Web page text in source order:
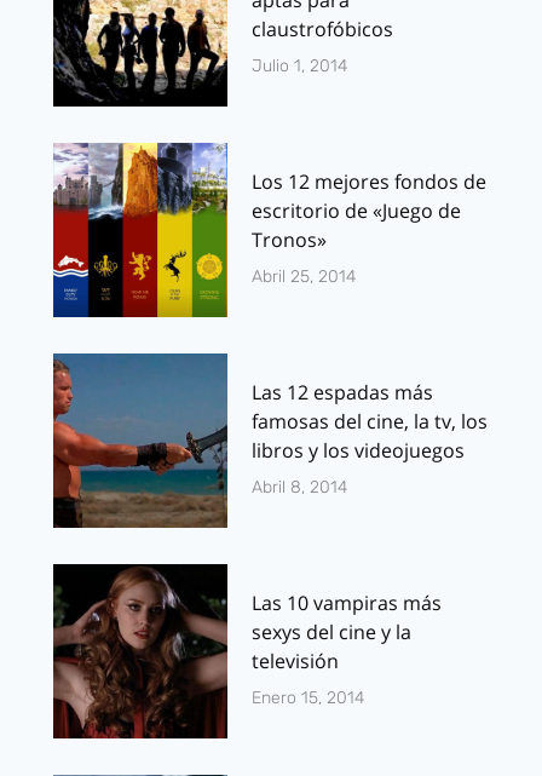
claustrofóbicos
Julio 1, 2014
Los 12 mejores fondos de
escritorio de «Juego de
Tronos»
Abril 25, 2014
Las 12 espadas más
famosas del cine, la tv, los
libros y los videojuegos
Abril 8, 2014
Las 10 vampiras más
sexys del cine y la
televisión
Enero 15, 2014